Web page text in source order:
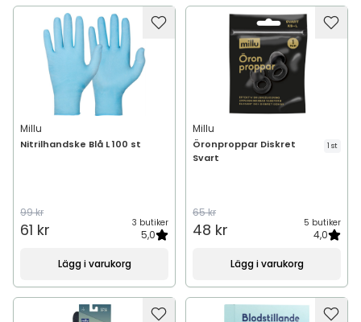
Millu
Nitrilhandske Blå L 100 st
99 kr
61 kr 3 butiker
5,0
Lägg i varukorg
Millu
Öronproppar Diskret
Svart
1 st
65 kr
48 kr 5 butiker
4,0
Lägg i varukorg